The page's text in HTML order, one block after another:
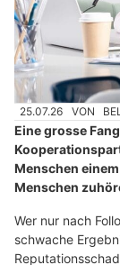
25.07.26 VON
Eine grosse
Menschen
Menschen
Wer nur nach
schwache